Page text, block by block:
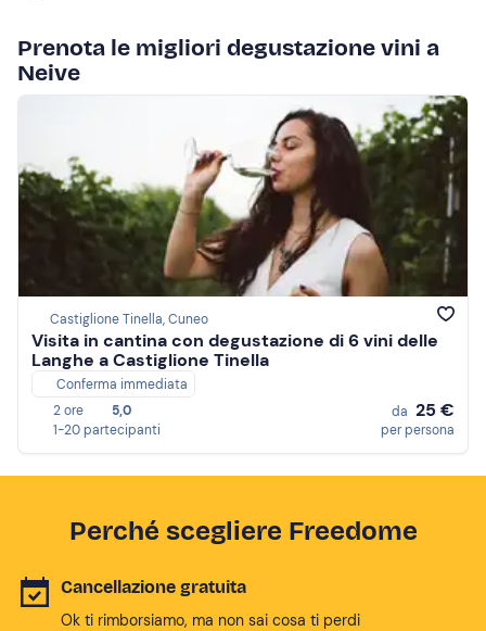
Prenota le migliori degustazione vini a
Neive
Castiglione Tinella, Cuneo
Visita in cantina con degustazione di 6 vini delle
Langhe a Castiglione Tinella
Conferma immediata
2 ore
5,0
1-20 partecipanti
da 25 €
per persona
Perché scegliere Freedome
Cancellazione gratuita
Ok ti rimborsiamo, ma non sai cosa ti perdi